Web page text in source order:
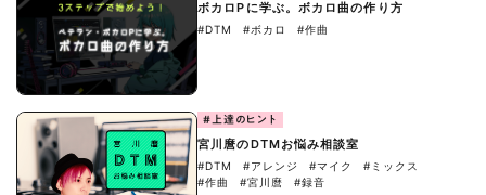
ボカロPに学ぶ。ボカロ曲の作り方
#DTM #ボカロ #作曲
#上達のヒント
宮川麿のDTMお悩み相談室
#DTM #アレンジ #マイク
#ミックス
#作曲
#宮川麿 #録音